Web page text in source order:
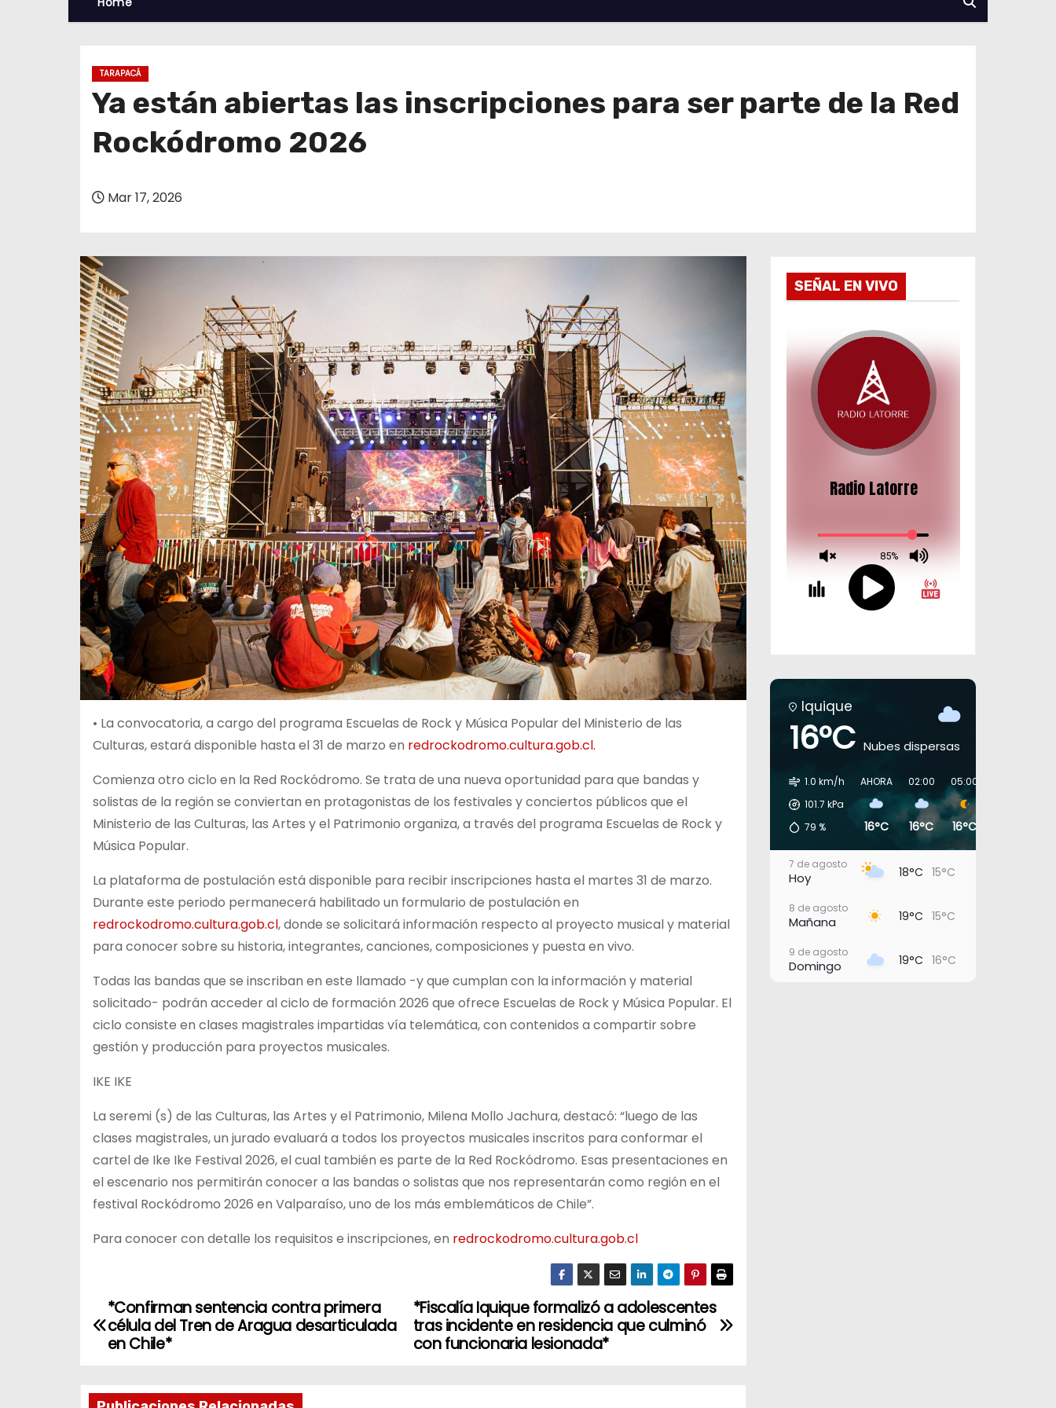
TARAPACÁ
Ya están abiertas las inscripciones para ser parte de la Red
Rockódromo 2026
Mar 17, 2026
• La convocatoria, a cargo del programa Escuelas de Rock y Música Popular del Ministerio de las
Culturas, estará disponible hasta el 31 de marzo en redrockodromo.cultura.gob.cl.
Comienza otro ciclo en la Red Rockódromo. Se trata de una nueva oportunidad para que bandas y
solistas de la región se conviertan en protagonistas de los festivales y conciertos públicos que el
Ministerio de las Culturas, las Artes y el Patrimonio organiza, a través del programa Escuelas de Rock y
Música Popular.
La plataforma de postulación está disponible para recibir inscripciones hasta el martes 31 de marzo.
Durante este periodo permanecerá habilitado un formulario de postulación en
redrockodromo.cultura.gob.cl, donde se solicitará información respecto al proyecto musical y material
para conocer sobre su historia, integrantes, canciones, composiciones y puesta en vivo.
Todas las bandas que se inscriban en este llamado -y que cumplan con la información y material
solicitado- podrán acceder al ciclo de formación 2026 que ofrece Escuelas de Rock y Música Popular. El
ciclo consiste en clases magistrales impartidas vía telemática, con contenidos a compartir sobre
gestión y producción para proyectos musicales.
IKE IKE
La seremi (s) de las Culturas, las Artes y el Patrimonio, Milena Mollo Jachura, destacó: “luego de las
clases magistrales, un jurado evaluará a todos los proyectos musicales inscritos para conformar el
cartel de Ike Ike Festival 2026, el cual también es parte de la Red Rockódromo. Esas presentaciones en
el escenario nos permitirán conocer a las bandas o solistas que nos representarán como región en el
festival Rockódromo 2026 en Valparaíso, uno de los más emblemáticos de Chile”.
Para conocer con detalle los requisitos e inscripciones, en redrockodromo.cultura.gob.cl
N
*Fiscalía Iquique formalizó a adolescentes
tras incidente en residencia que culminó
con funcionaria lesionada*
*Confirman sentencia contra primera
célula del Tren de Aragua desarticulada
en Chile*
SEÑAL EN VIVO
Iquique
16°C Nubes dispersas
1.0 km/h
101.7 kPa
79 %
AHORA
16°C
02:00
16°C
05:00
16°C
7 de agosto
Hoy 18°C 15°C
8 de agosto
Mañana 19°C 15°C
9 de agosto
Domingo 19°C 16°C